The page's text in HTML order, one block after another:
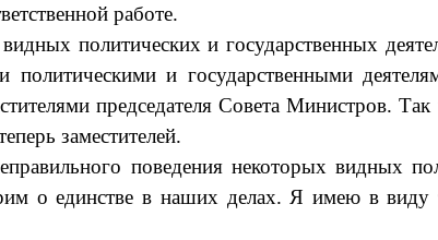
работе.
политических и государственных
политическими и государственными
председателя Совета Министров.
заместителей.
поведения некоторых видных
о единстве в наших делах. Я имею в виду